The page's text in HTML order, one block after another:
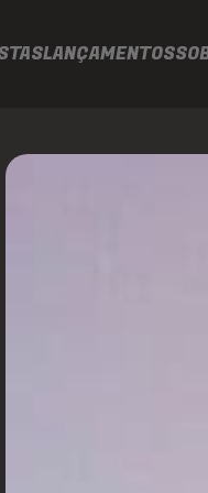
LANÇAMENTOS